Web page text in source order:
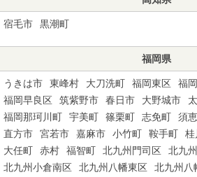
宿毛市 黒潮町
福岡県
うきは市 東峰村 大刀洗町 福岡東区 福
福岡早良区
筑紫野市 春日市 大野城市
福岡那珂川町
宇美町 篠栗町 志免町 須
直方市
宮若市 嘉麻市 小竹町 鞍手町 桂
大任町
赤村 福智町 北九州門司区 北九
北九州小倉南区
北九州八幡東区 北九州八